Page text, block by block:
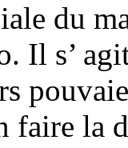
du
Il s’
faire la